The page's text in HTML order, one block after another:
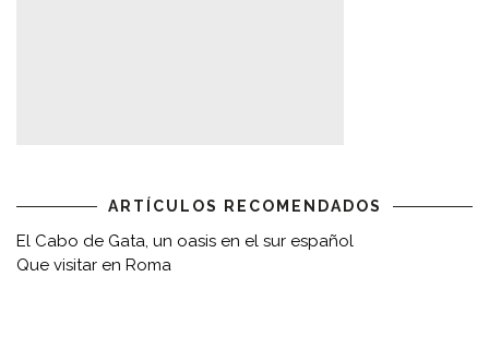
ARTÍCULOS RECOMENDADOS
El Cabo de Gata, un oasis en el sur español
Que visitar en Roma